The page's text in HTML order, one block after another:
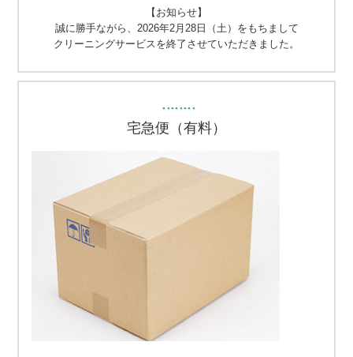
【お知らせ】
誠に勝手ながら、2026年2月28日（土）をもちまして
クリーニングサービスを終了させていただきました。
・・・・・・・・
宅急便（有料）